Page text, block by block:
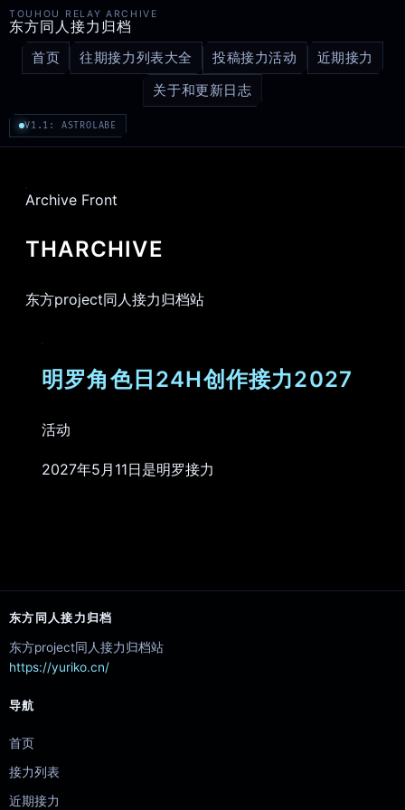
TOUHOU RELAY ARCHIVE
东方同人接力归档
首页 往期接力列表大全 投稿接力活动
近期接力
关于和更新日志
V1.1: ASTROLABE
Archive Front
THARCHIVE
东方project同人接力归档站
明罗角色日24H创作接力2027
活动
2027年5月11日是明罗接力
东方同人接力归档
东方project同人接力归档站
https://yuriko.cn/
导航
首页
接力列表
近期接力